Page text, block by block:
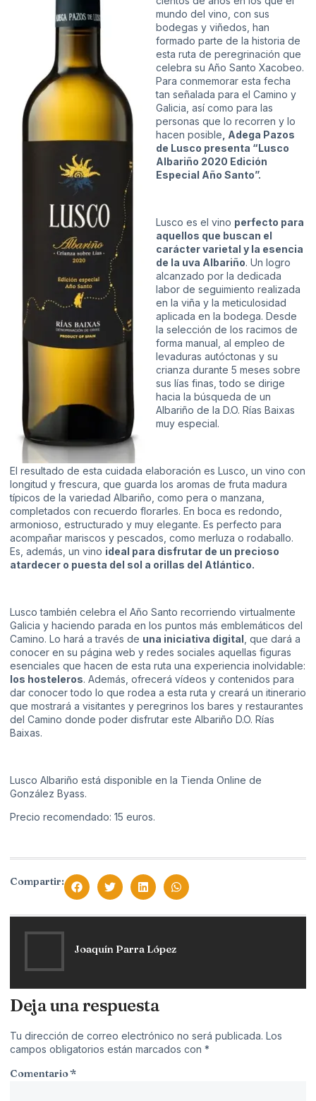
mundo del vino, con sus
bodegas y viñedos, han
formado parte de la historia de
esta ruta de peregrinación que
celebra su Año Santo Xacobeo.
Para conmemorar esta fecha
tan señalada para el Camino y
Galicia, así como para las
personas que lo recorren y lo
hacen posible, Adega Pazos
de Lusco presenta “Lusco
Albariño 2020 Edición
Especial Año Santo”.
Lusco es el vino perfecto para
aquellos que buscan el
carácter varietal y la esencia
de la uva Albariño. Un logro
alcanzado por la dedicada
labor de seguimiento realizada
en la viña y la meticulosidad
aplicada en la bodega. Desde
la selección de los racimos de
forma manual, al empleo de
levaduras autóctonas y su
crianza durante 5 meses sobre
sus lías finas, todo se dirige
hacia la búsqueda de un
Albariño de la D.O. Rías Baixas
muy especial.
El resultado de esta cuidada elaboración es Lusco, un vino con
longitud y frescura, que guarda los aromas de fruta madura
típicos de la variedad Albariño, como pera o manzana,
completados con recuerdo florarles. En boca es redondo,
armonioso, estructurado y muy elegante. Es perfecto para
acompañar mariscos y pescados, como merluza o rodaballo.
Es, además, un vino ideal para disfrutar de un precioso
atardecer o puesta del sol a orillas del Atlántico.
Lusco también celebra el Año Santo recorriendo virtualmente
Galicia y haciendo parada en los puntos más emblemáticos del
Camino. Lo hará a través de una iniciativa digital , que dará a
conocer en su página web y redes sociales aquellas figuras
esenciales que hacen de esta ruta una experiencia inolvidable:
los hosteleros. Además, ofrecerá vídeos y contenidos para
dar conocer todo lo que rodea a esta ruta y creará un itinerario
que mostrará a visitantes y peregrinos los bares y restaurantes
del Camino donde poder disfrutar este Albariño D.O. Rías
Baixas.
Lusco Albariño está disponible en la Tienda Online de
González Byass.
Precio recomendado: 15 euros.
Compartir:
Joaquín Parra López
Deja una respuesta
Tu dirección de correo electrónico no será publicada. Los
campos obligatorios están marcados con *
Comentario*